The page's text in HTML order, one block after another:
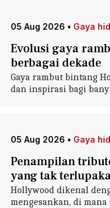
05 Aug 2026 • Gaya
Evolusi gaya
berbagai dekade
Gaya rambut bintang
dan inspirasi bagi
05 Aug 2026 • Gaya
Penampilan
yang tak
Hollywood dikenal
mengesankan, di